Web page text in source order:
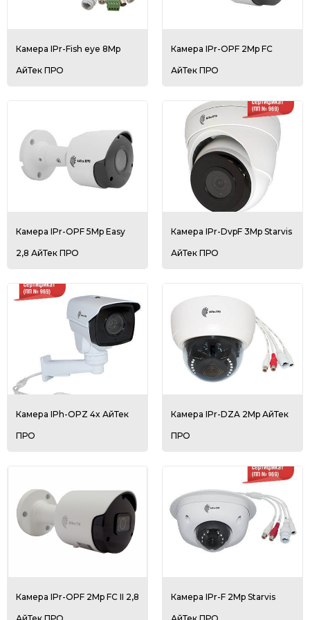
Камера IPr-Fish eye 8Mp
АйТек ПРО
Камера IPr-OPF 2Mp FC
АйТек ПРО
Камера IPr-OPF 5Mp Easy
2,8 АйТек ПРО
Камера IPr-DvpF 3Mp Starvis
АйТек ПРО
Камера IPh-OPZ 4x АйТек
ПРО
Камера IPr-DZA 2Mp АйТек
ПРО
Камера IPr-OPF 2Mp FC II 2,8 Камера IPr-F 2Mp Starvis